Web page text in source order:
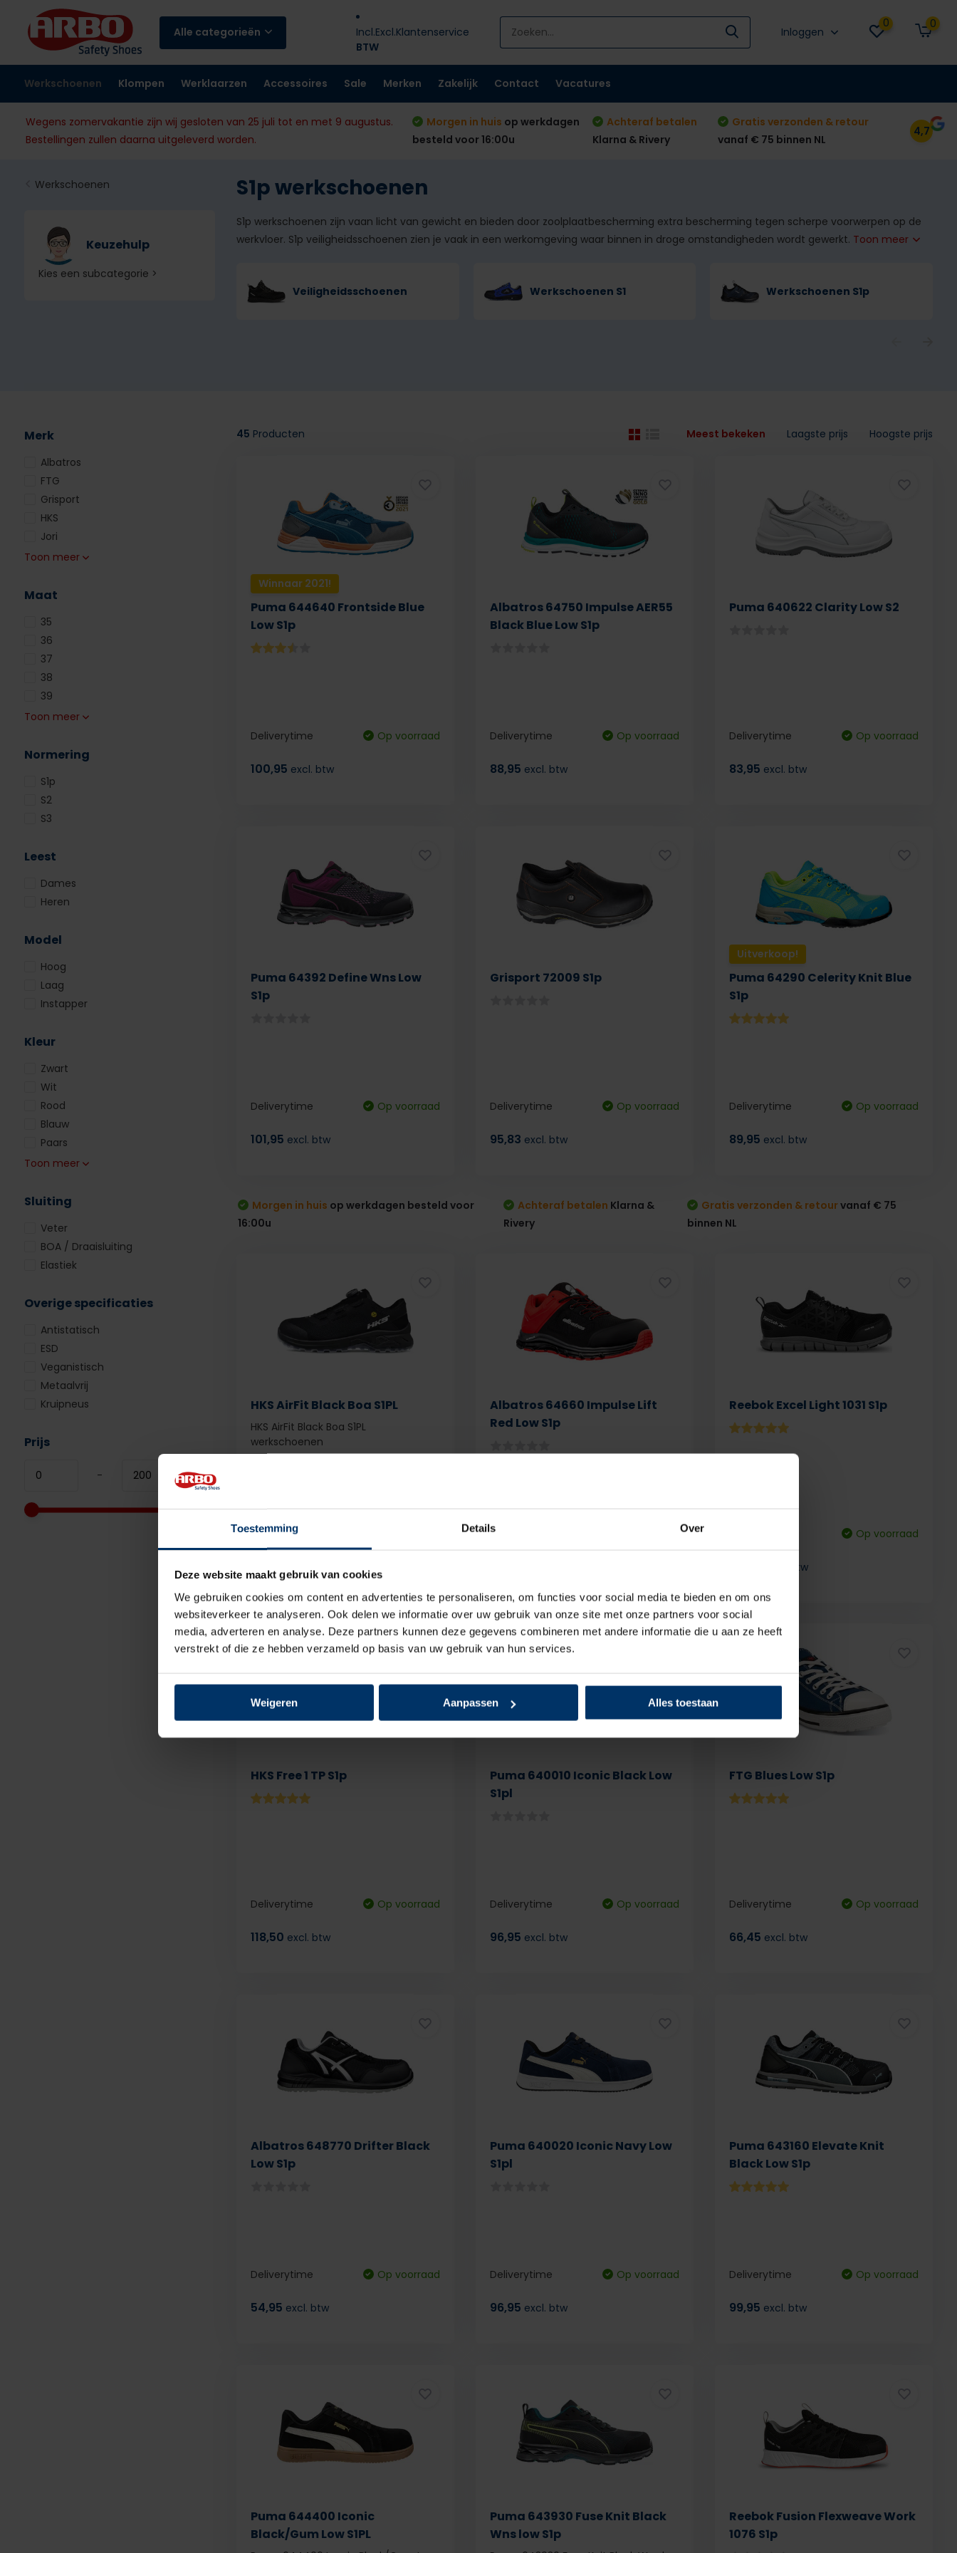
Toestemming Details Over
Deze website maakt gebruik van cookies
We gebruiken cookies om content en advertenties te personaliseren, om functies voor social media te bieden en om ons
websiteverkeer te analyseren. Ook delen we informatie over uw gebruik van onze site met onze partners voor social
media, adverteren en analyse. Deze partners kunnen deze gegevens combineren met andere informatie die u aan ze heeft
verstrekt of die ze hebben verzameld op basis van uw gebruik van hun services.
Weigeren Aanpassen Alles toestaan
Alle categorieën Incl.Excl.
BTW
Klantenservice Inloggen
0 0
Werkschoenen Klompen Werklaarzen Accessoires Sale Merken Zakelijk Contact Vacatures
Wegens zomervakantie zijn wij gesloten van 25 juli tot en met 9 augustus.
Bestellingen zullen daarna uitgeleverd worden.
Morgen in huis op werkdagen
besteld voor 16:00u
Achteraf betalen
Klarna & Rivery
Gratis verzonden & retour
vanaf € 75 binnen NL
4,7
Werkschoenen
Keuzehulp
Kies een subcategorie >
S1p werkschoenen
S1p werkschoenen zijn vaan licht van gewicht en bieden door zoolplaatbescherming extra bescherming tegen scherpe voorwerpen op de
werkvloer. S1p veiligheidsschoenen zien je vaak in een werkomgeving waar binnen in droge omstandigheden wordt gewerkt. Toon meer
Veiligheidsschoenen Werkschoenen S1 Werkschoenen S1p
Merk
Albatros
FTG
Grisport
HKS
Jori
Toon meer
Maat
35
36
37
38
39
Toon meer
Normering
S1p
S2
S3
Leest
Dames
Heren
Model
Hoog
Laag
Instapper
Kleur
Zwart
Wit
Rood
Blauw
Paars
Toon meer
Sluiting
Veter
BOA / Draaisluiting
Elastiek
Overige specificaties
Antistatisch
ESD
Veganistisch
Metaalvrij
Kruipneus
Prijs
-
45 Producten Meest bekeken Laagste prijs Hoogste prijs
Winnaar 2021!
Puma 644640 Frontside Blue
Low S1p
Deliverytime Op voorraad
100,95 excl. btw
Albatros 64750 Impulse AER55
Black Blue Low S1p
Deliverytime Op voorraad
88,95 excl. btw
Puma 640622 Clarity Low S2
Deliverytime Op voorraad
83,95 excl. btw
Puma 64392 Define Wns Low
S1p
Deliverytime Op voorraad
101,95 excl. btw
Grisport 72009 S1p
Deliverytime Op voorraad
95,83 excl. btw
Uitverkoop!
Puma 64290 Celerity Knit Blue
S1p
Deliverytime Op voorraad
89,95 excl. btw
Morgen in huis op werkdagen besteld voor
16:00u
Achteraf betalen Klarna &
Rivery
Gratis verzonden & retourvanaf € 75
binnen NL
HKS AirFit Black Boa S1PL
HKS AirFit Black Boa S1PL
werkschoenen
Deliverytime
134,95 excl. btw
Albatros 64660 Impulse Lift
Red Low S1p
Deliverytime
Reebok Excel Light 1031 S1p
Op voorraad
excl. btw
HKS Free 1 TP S1p
Deliverytime Op voorraad
118,50 excl. btw
Puma 640010 Iconic Black Low
S1pl
Deliverytime Op voorraad
96,95 excl. btw
FTG Blues Low S1p
Deliverytime Op voorraad
66,45 excl. btw
Albatros 648770 Drifter Black
Low S1p
Deliverytime Op voorraad
54,95 excl. btw
Puma 640020 Iconic Navy Low
S1pl
Deliverytime Op voorraad
96,95 excl. btw
Puma 643160 Elevate Knit
Black Low S1p
Deliverytime Op voorraad
99,95 excl. btw
Puma 644400 Iconic
Black/Gum Low S1PL
Puma 643930 Fuse Knit Black
Wns low S1p
Reebok Fusion Flexweave Work
1076 S1p